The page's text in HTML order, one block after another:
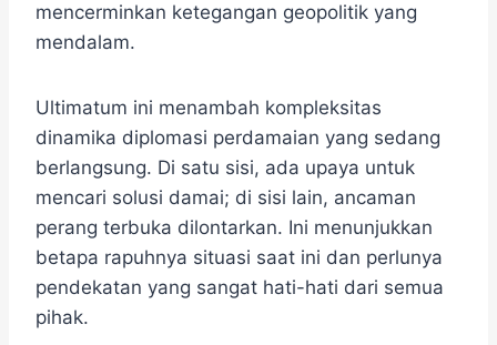
mencerminkan ketegangan geopolitik yang
mendalam.
Ultimatum ini menambah kompleksitas
dinamika diplomasi perdamaian yang sedang
berlangsung. Di satu sisi, ada upaya untuk
mencari solusi damai; di sisi lain, ancaman
perang terbuka dilontarkan. Ini menunjukkan
betapa rapuhnya situasi saat ini dan perlunya
pendekatan yang sangat hati-hati dari semua
pihak.